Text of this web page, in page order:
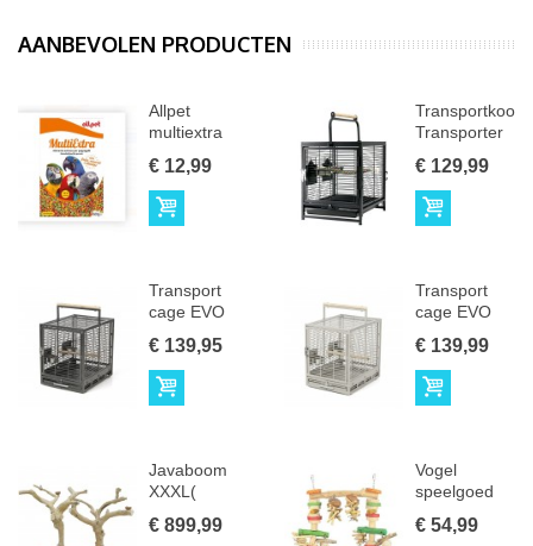
AANBEVOLEN PRODUCTEN
Allpet
multiextra
€ 12,99
Transportkooi
Transporter
€ 129,99
Transport
cage EVO
&...
€ 139,95
Transport
cage EVO
&...
€ 139,99
Javaboom
XXXL(
€ 899,99
Vogel
speelgoed
€ 54,99